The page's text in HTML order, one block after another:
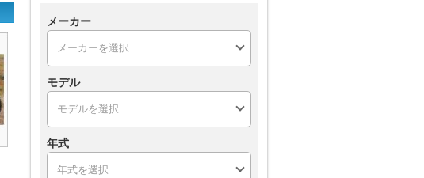
メーカー
モデル
年式